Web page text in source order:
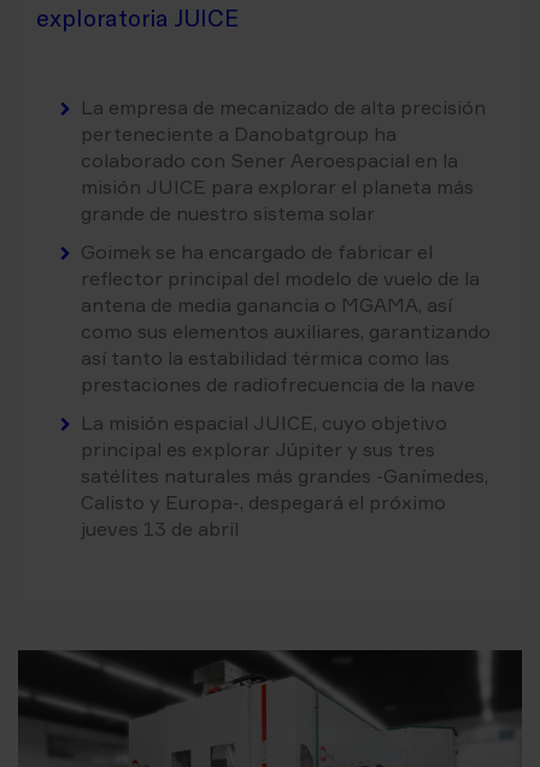
exploratoria JUICE
La empresa de mecanizado de alta precisión
perteneciente a Danobatgroup ha
colaborado con Sener Aeroespacial en la
misión JUICE para explorar el planeta más
grande de nuestro sistema solar
Goimek se ha encargado de fabricar el
reflector principal del modelo de vuelo de la
antena de media ganancia o MGAMA, así
como sus elementos auxiliares, garantizando
así tanto la estabilidad térmica como las
prestaciones de radiofrecuencia de la nave
La misión espacial JUICE, cuyo objetivo
principal es explorar Júpiter y sus tres
satélites naturales más grandes -Ganímedes,
Calisto y Europa-, despegará el próximo
jueves 13 de abril